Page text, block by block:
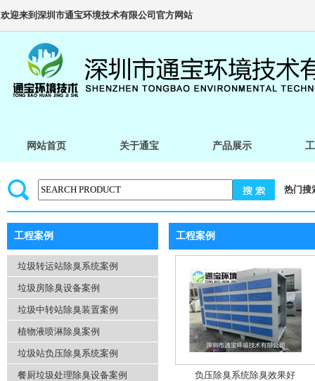
欢迎来到深圳市通宝环境技术有限公司官方网站
网站首页 关于通宝 产品展示
热门搜
工程案例
垃圾转运站除臭系统案例
垃圾房除臭设备案例
垃圾中转站除臭装置案例
植物液喷淋除臭案例
垃圾站负压除臭系统案例
餐厨垃圾处理除臭设备案例
工程案例
负压除臭系统除臭效果好